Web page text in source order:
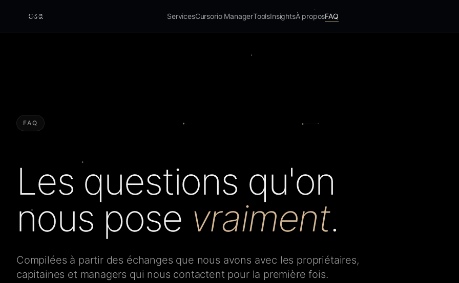
Cursorio
ServicesCursorio ManagerToolsInsightsÀ proposFAQ
FAQ
Les questions qu'on
nous pose vraiment.
Compilées à partir des échanges que nous avons avec les propriétaires,
capitaines et managers qui nous contactent pour la première fois.